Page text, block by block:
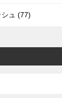
シュ (77)